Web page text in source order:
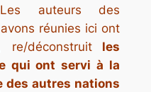
auteurs des
réunies ici ont
re/déconstruitles
qui ont servi à la
des autres nations